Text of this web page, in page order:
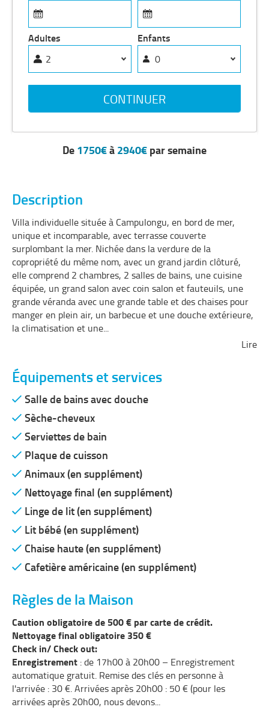
Adultes Enfants
De1750€à2940€par semaine
Description
Villa individuelle située à Campulongu, en bord de mer,
unique et incomparable, avec terrasse couverte
surplombant la mer. Nichée dans la verdure de la
copropriété du même nom, avec un grand jardin clôturé,
elle comprend 2 chambres, 2 salles de bains, une cuisine
équipée, un grand salon avec coin salon et fauteuils, une
grande véranda avec une grande table et des chaises pour
manger en plein air, un barbecue et une douche extérieure,
la climatisation et une...
Lire
Équipements et services
Salle de bains avec douche
Sèche-cheveux
Serviettes de bain
Plaque de cuisson
Animaux (en supplément)
Nettoyage final (en supplément)
Linge de lit (en supplément)
Lit bébé (en supplément)
Chaise haute (en supplément)
Cafetière américaine (en supplément)
Règles de la Maison
Caution obligatoire de 500 € par carte de crédit.
Nettoyage final obligatoire 350 €
Check in/ Check out:
Enregistrement : de 17h00 à 20h00 – Enregistrement
automatique gratuit. Remise des clés en personne à
l'arrivée : 30 €. Arrivées après 20h00 : 50 € (pour les
arrivées après 20h00, nous devons...